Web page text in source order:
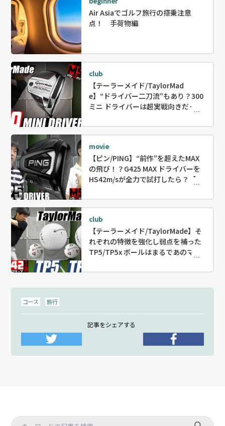
Air Asiaでゴルフ旅行の搭乗注意
点！ 手荷物編
club
【テーラーメイド/TaylorMad
e】“ドライバー二刀流”もあり？300
ミニ ドライバーは超実戦向きだっ
movie
【ピン/PING】“前作”を超えたMAX
の飛び！？G425 MAX ドライバーを
HS42m/sが全力で試打したら？【M
club
【テーラーメイド/TaylorMade】そ
れぞれの特徴を強化し弱点を補った
TP5/TP5x ボールはまるであのマン
2】
コース 旅行
記事をシェアする